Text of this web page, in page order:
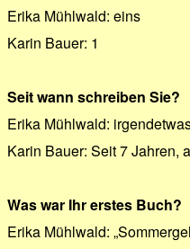
Erika Mühlwald: eins
Karin Bauer: 1
Seit wann schreiben Sie?
Erika Mühlwald:
Karin Bauer: Seit 7 Jahren,
Was war Ihr erstes Buch?
Erika Mühlwald: